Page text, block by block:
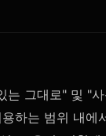
는 그대로" 및 "
하는 범위 내에